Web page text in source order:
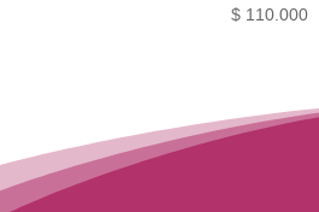
$110.000